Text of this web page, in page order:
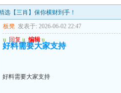
选【三肖】保你横财到手！
板凳 发表于: 2026-06-02 22:47
u 回复 u 编辑 u
好料需要大家支持
好料需要大家支持